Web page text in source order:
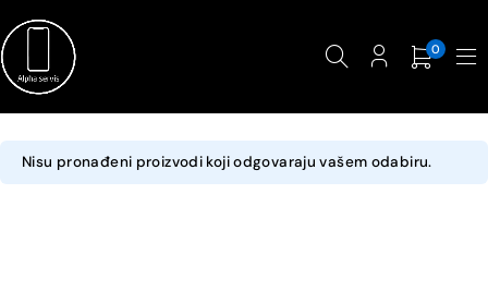
0
Nisu pronađeni proizvodi koji odgovaraju vašem odabiru.